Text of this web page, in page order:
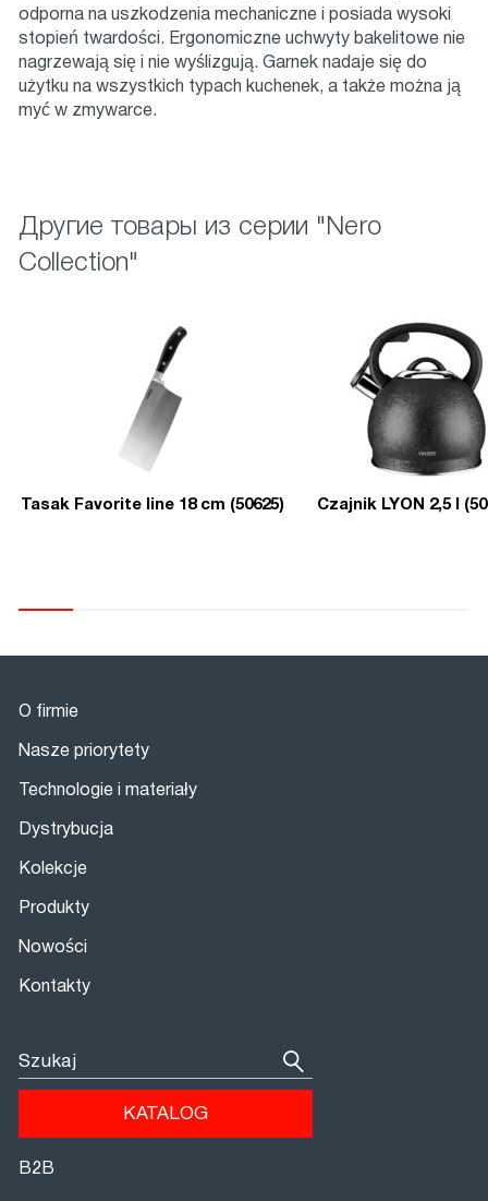
odporna na uszkodzenia mechaniczne i posiada wysoki
stopień twardości. Ergonomiczne uchwyty bakelitowe nie
nagrzewają się i nie wyślizgują. Garnek nadaje się do
użytku na wszystkich typach kuchenek, a także można ją
myć w zmywarce.
Другие товары из серии "Nero
Collection"
Tasak Favorite line 18 cm (50625) Czajnik LYON 2,5 l
O firmie
Nasze priorytety
Technologie i materiały
Dystrybucja
Kolekcje
Produkty
Nowości
Kontakty
Szukaj
KATALOG
В2В